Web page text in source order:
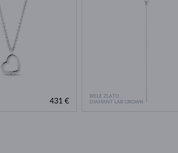
431 €
BIELE ZLATO
DIAMANT LAB GROWN